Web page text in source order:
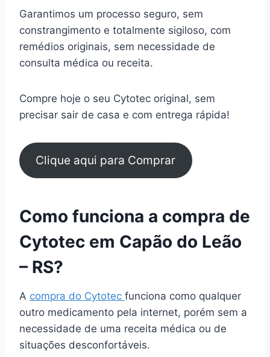
Garantimos um processo seguro, sem
constrangimento e totalmente sigiloso, com
remédios originais, sem necessidade de
consulta médica ou receita.
Compre hoje o seu Cytotec original, sem
precisar sair de casa e com entrega rápida!
Clique aqui para Comprar
Como funciona a compra de
Cytotec em Capão do Leão
– RS?
A compra do Cytotec funciona como qualquer
outro medicamento pela internet, porém sem a
necessidade de uma receita médica ou de
situações desconfortáveis.